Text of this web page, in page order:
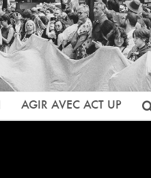
AGIR AVEC ACT UP